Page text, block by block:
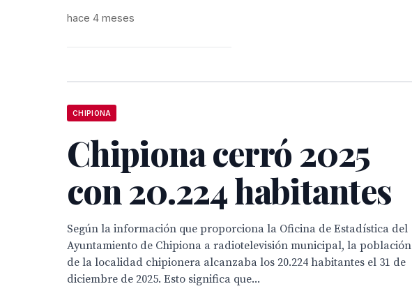
hace 4 meses
CHIPIONA
Chipiona cerró 2025
con 20.224 habitantes
Según la información que proporciona la Oficina de Estadística del
Ayuntamiento de Chipiona a radiotelevisión municipal, la población
de la localidad chipionera alcanzaba los 20.224 habitantes el 31 de
diciembre de 2025. Esto significa que...